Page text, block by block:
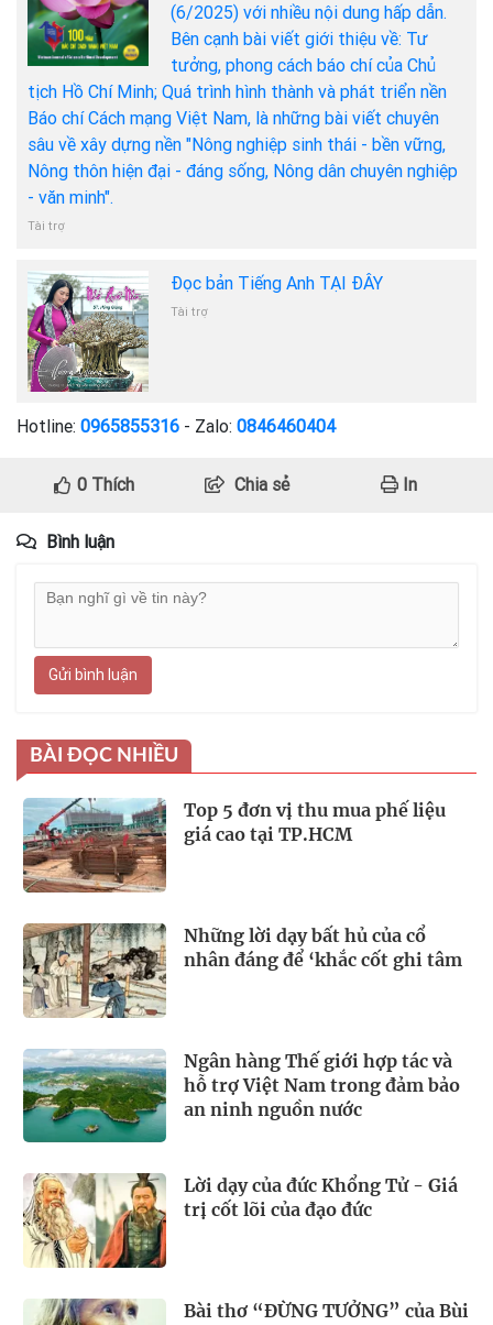
(6/2025) với nhiều nội dung hấp dẫn.
Bên cạnh bài viết giới thiệu về: Tư
tưởng, phong cách báo chí của Chủ
tịch Hồ Chí Minh; Quá trình hình thành và phát triển nền
Báo chí Cách mạng Việt Nam, là những bài viết chuyên
sâu về xây dựng nền "Nông nghiệp sinh thái - bền vững,
Nông thôn hiện đại - đáng sống, Nông dân chuyên nghiệp
- văn minh".
Tài trợ
Đọc bản Tiếng Anh TẠI ĐÂY
Tài trợ
Hotline: 0965855316 - Zalo: 0846460404
0Thích Chia sẻ In
Bình luận
Gửi bình luận
BÀI ĐỌC NHIỀU
Top 5 đơn vị thu mua phế liệu
giá cao tại TP.HCM
Những lời dạy bất hủ của cổ
nhân đáng để ‘khắc cốt ghi tâm
Ngân hàng Thế giới hợp tác và
hỗ trợ Việt Nam trong đảm bảo
an ninh nguồn nước
Lời dạy của đức Khổng Tử - Giá
trị cốt lõi của đạo đức
Bài thơ “ĐỪNG TƯỞNG” của Bùi